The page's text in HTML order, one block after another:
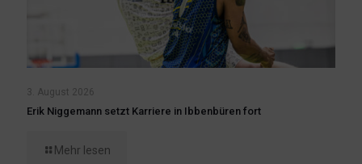
3. August 2026
Erik Niggemann setzt Karriere in Ibbenbüren fort
Mehr lesen